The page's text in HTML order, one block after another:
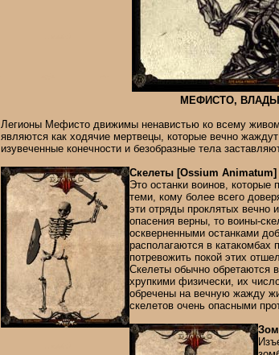
МЕФИСТО,
Легионы Мефисто движимы ненавистью ко всему
являются как ходячие мертвецы, которые вечно
изувеченные конечности и безобразные тела
Скелеты [Ossium Animatum]
Это останки воинов,
теми, кому более всего
эти отряды проклятых
опасения верны, то воины-
оскверненными останками
располагаются в
потревожить покой этих
Скелеты обычно обретаются
хрупкими физически, их
обречены на вечную жажду
скелетов очень опасными